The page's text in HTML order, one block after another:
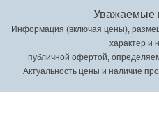
Уважаемые
Информация (включая цены),
характер и
публичной офертой,
Актуальность цены и наличие